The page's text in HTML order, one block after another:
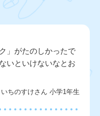
」がたのしかったで
いといけないなとお
いちのすけさん 小学1年生